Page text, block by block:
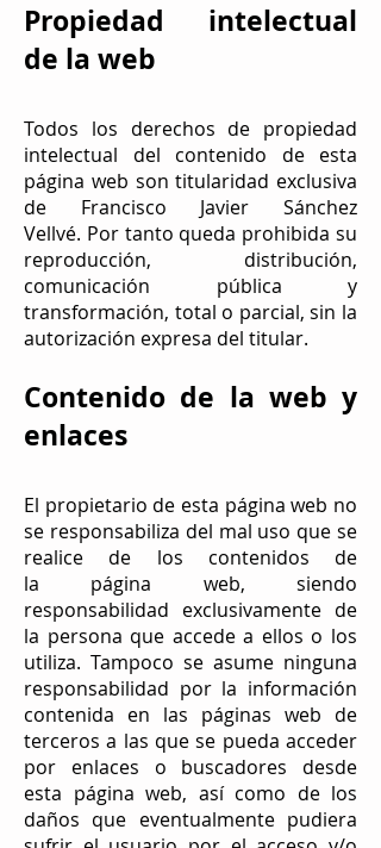
Propiedad intelectual
de la web
Todos los derechos de propiedad
intelectual del contenido de esta
página web son titularidad exclusiva
de Francisco Javier Sánchez
Vellvé. Por tanto queda prohibida su
reproducción, distribución,
comunicación pública y
transformación, total o parcial, sin la
autorización expresa del titular.
Contenido de la web y
enlaces
El propietario de esta página web no
se responsabiliza del mal uso que se
realice de los contenidos de
la página web, siendo
responsabilidad exclusivamente de
la persona que accede a ellos o los
utiliza. Tampoco se asume ninguna
responsabilidad por la información
contenida en las páginas web de
terceros a las que se pueda acceder
por enlaces o buscadores desde
esta página web, así como de los
daños que eventualmente pudiera